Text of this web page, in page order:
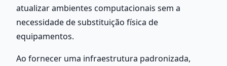
atualizar ambientes computacionais sem a
necessidade de substituição física de
equipamentos.
Ao fornecer uma infraestrutura padronizada,